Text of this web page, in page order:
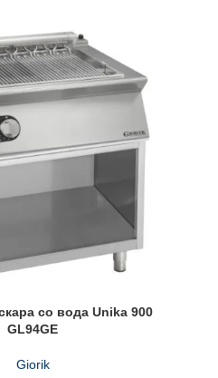
со вода Unika 900
GL94GE
Giorik